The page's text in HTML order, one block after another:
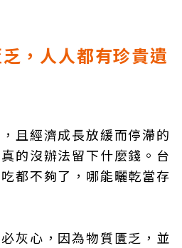
，人人都有珍貴遺
且經濟成長放緩而停滯的
的沒辦法留下什麼錢。台
都不夠了，哪能曬乾當存
灰心，因為物質匱乏，並